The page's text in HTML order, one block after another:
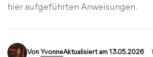
hier aufgeführten Anweisungen.
Von YvonneAktualisiert am 13.05.2026